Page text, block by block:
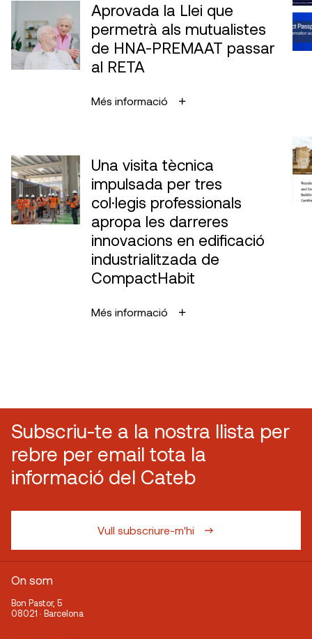
Aprovada la Llei que
permetrà als mutualistes
de HNA-PREMAAT passar
al RETA
Més informació
Una visita tècnica
impulsada per tres
col·legis professionals
apropa les darreres
innovacions en edificació
industrialitzada de
CompactHabit
Més informació
Subscriu-te a la nostra llista per
rebre per email tota la
informació del Cateb
Vull subscriure-m'hi
On som
Bon Pastor, 5
08021 · Barcelona